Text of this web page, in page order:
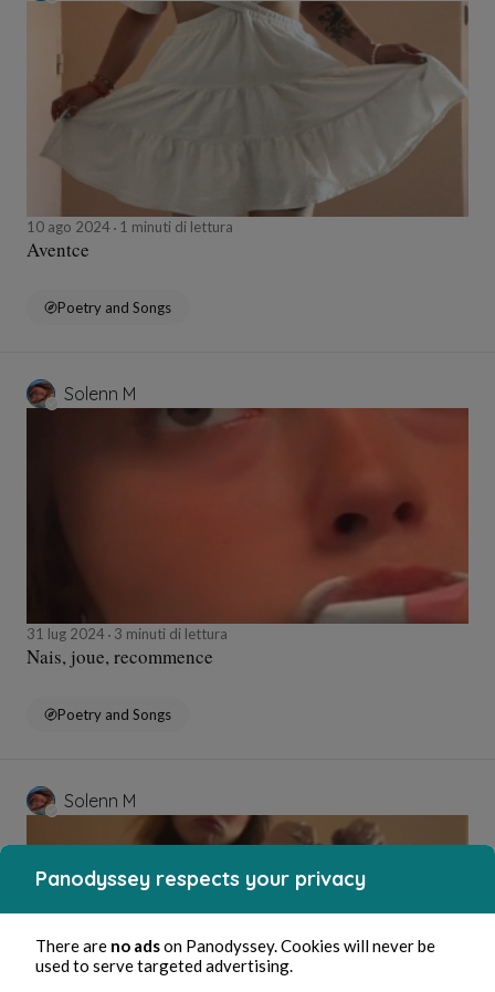
10 ago 2024 1 minuti di lettura
Aventce
Poetry and Songs
Solenn M
31 lug 2024 3 minuti di lettura
Nais, joue, recommence
Poetry and Songs
Solenn M
Panodyssey respects your privacy
There are no adson Panodyssey. Cookies will never be
used to serve targeted advertising.